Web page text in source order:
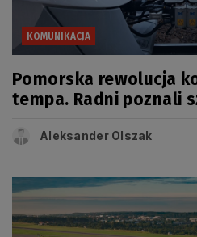
KOMUNIKACJA
Pomorska rewolucja
tempa. Radni poznali
Aleksander Olszak